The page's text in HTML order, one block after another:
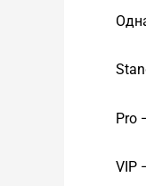
Pro
VIP